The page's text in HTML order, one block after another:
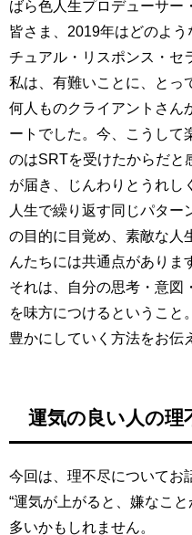
ばら色人生プロデューサー
皆さま、2019年はどのよ
チュアル・リスポンス・セ
私は、有難いことに、とっ
何人ものクライアントさん
ートでした。今、こうして
のはSRTを受けたからだと
が届き、じんわりとうれし
人生で繰り返す同じパタ
の目的に目覚め、素敵な人
んたちには共通点がありま
それは、自分の思考・意図
を味方につけるということ
豊かにしていく方法をお伝
運気の良い人の理
今回は、理不尽についてお
“運気が上がると、嫌なこと
多いかもしれません。